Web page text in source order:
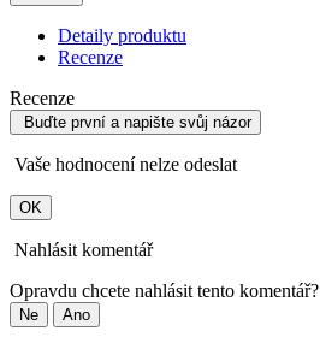
Detaily produktu
Recenze
Recenze
Buďte první a napište svůj názor
Vaše hodnocení nelze odeslat
OK
Nahlásit komentář
Opravdu chcete nahlásit tento komentář?
Ne Ano